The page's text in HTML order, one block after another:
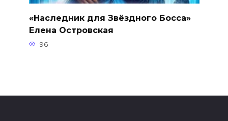
«Наследник для Звёздного Босса»
Елена Островская
96